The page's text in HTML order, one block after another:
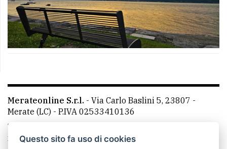
Merateonline S.r.l. - Via Carlo Baslini 5, 23807 -
Merate (LC) - P.IVA 02533410136
Telefono:
mail: redazione@leccoonline.com
Questo sito fa uso di cookies